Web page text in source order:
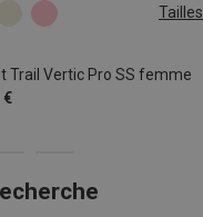
Tailles
Trail Vertic Pro SS femme
€